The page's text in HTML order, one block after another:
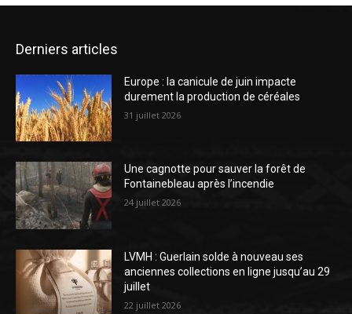
Derniers articles
Europe : la canicule de juin impacte
durement la production de céréales
31 juillet 2026
Une cagnotte pour sauver la forêt de
Fontainebleau après l’incendie
24 juillet 2026
LVMH : Guerlain solde à nouveau ses
anciennes collections en ligne jusqu’au 29
juillet
22 juillet 2026